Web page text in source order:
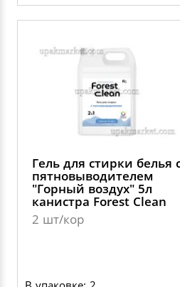
Гель для стирки белья
пятновыводителем
"Горный воздух" 5л
канистра Forest Clean
2 шт/кор